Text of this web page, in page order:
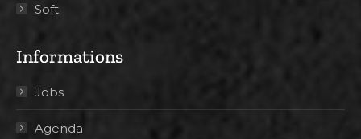
Soft
Informations
Jobs
Agenda